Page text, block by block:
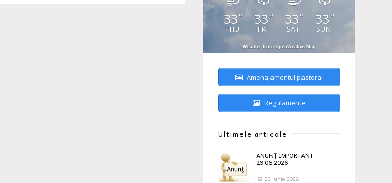
33 °
THU
33 °
FRI
33 °
SAT
33 °
SUN
Weather from OpenWeatherMap
Amenajamentul pastoral
Regulamente
Ultimele articole
ANUNȚ IMPORTANT –
29.06.2026
23 iunie 2026